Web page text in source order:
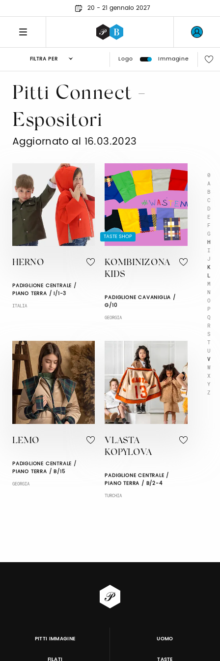
20 - 21 gennaio 2027
FILTRA PER Logo Immagine
0
A
B
C
D
E
F
G
H
I
J
K
L
M
N
O
P
Q
R
S
T
U
V
W
X
Y
Z
Pitti Connect -
Espositori
Aggiornato al 16.03.2023
HERNO
PADIGLIONE CENTRALE /
PIANO TERRA / I/1-3
ITALIA
TASTE SHOP
KOMBINIZONA
KIDS
PADIGLIONE CAVANIGLIA /
G/10
GEORGIA
LEMO
PADIGLIONE CENTRALE /
PIANO TERRA / B/15
GEORGIA
VLASTA
KOPYLOVA
PADIGLIONE CENTRALE /
PIANO TERRA / B/2-4
TURCHIA
PITTI IMMAGINE UOMO